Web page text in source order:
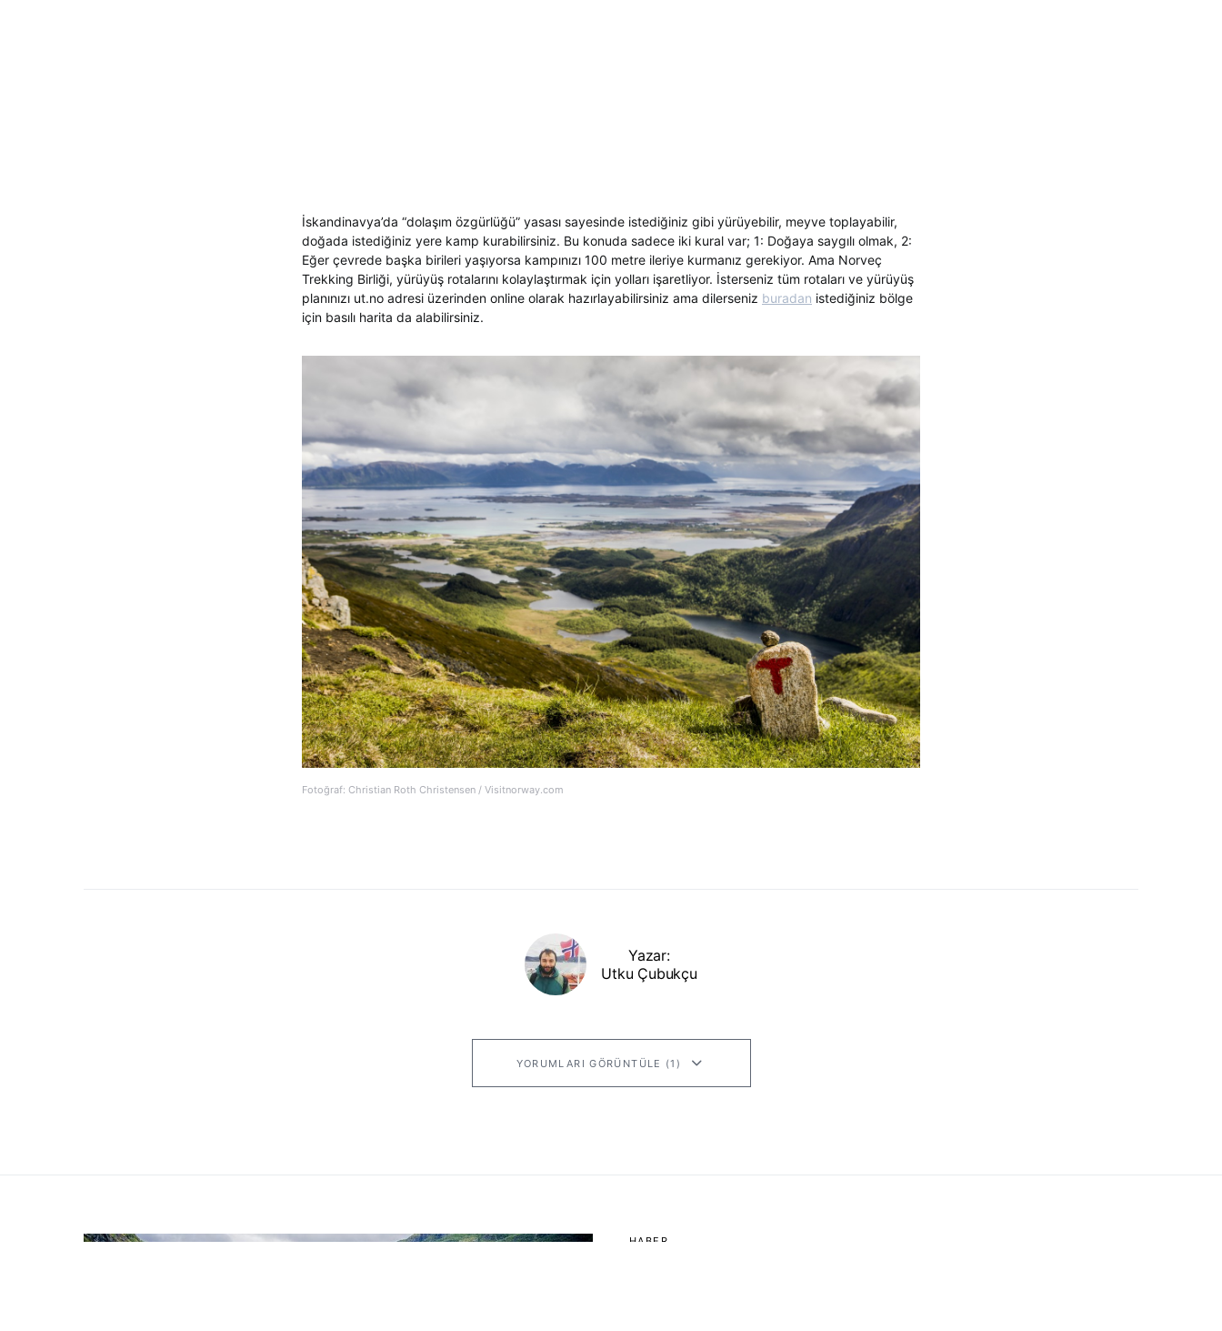
İskandinavya’da “dolaşım özgürlüğü” yasası sayesinde istediğiniz gibi yürüyebilir, meyve toplayabilir,
doğada istediğiniz yere kamp kurabilirsiniz. Bu konuda sadece iki kural var; 1: Doğaya saygılı olmak, 2:
Eğer çevrede başka birileri yaşıyorsa kampınızı 100 metre ileriye kurmanız gerekiyor. Ama Norveç
Trekking Birliği, yürüyüş rotalarını kolaylaştırmak için yolları işaretliyor. İsterseniz tüm rotaları ve yürüyüş
planınızı ut.no adresi üzerinden online olarak hazırlayabilirsiniz ama dilerseniz buradan istediğiniz bölge
için basılı harita da alabilirsiniz.
Fotoğraf: Christian Roth Christensen / Visitnorway.com
Yazar:
Utku Çubukçu
YORUMLARI GÖRÜNTÜLE (1)
HABER